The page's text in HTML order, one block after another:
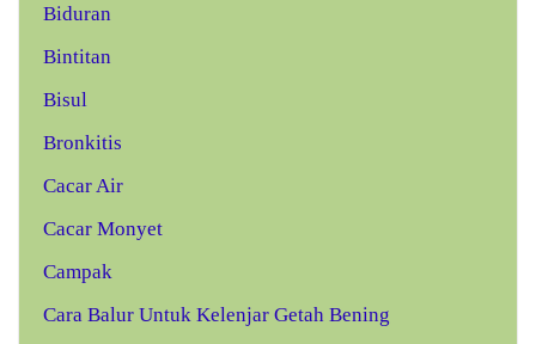
Biduran
Bintitan
Bisul
Bronkitis
Cacar Air
Cacar Monyet
Campak
Cara Balur Untuk Kelenjar Getah Bening